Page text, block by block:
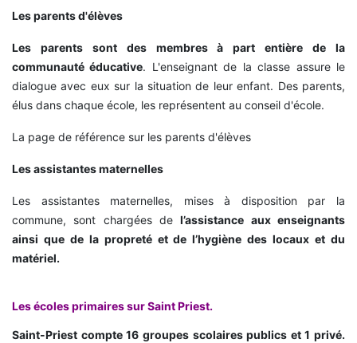
Les parents d'élèves
Les parents sont des membres à part entière de la
communauté éducative. L'enseignant de la classe assure le
dialogue avec eux sur la situation de leur enfant. Des parents,
élus dans chaque école, les représentent au conseil d'école.
La page de référence sur les parents d'élèves
Les assistantes maternelles
Les assistantes maternelles, mises à disposition par la
commune, sont chargées del’assistance aux enseignants
ainsi que de la propreté et de l’hygiène des locaux et du
matériel.
Les écoles primaires sur Saint Priest.
Saint-Priest compte 16 groupes scolaires publics et 1 privé.